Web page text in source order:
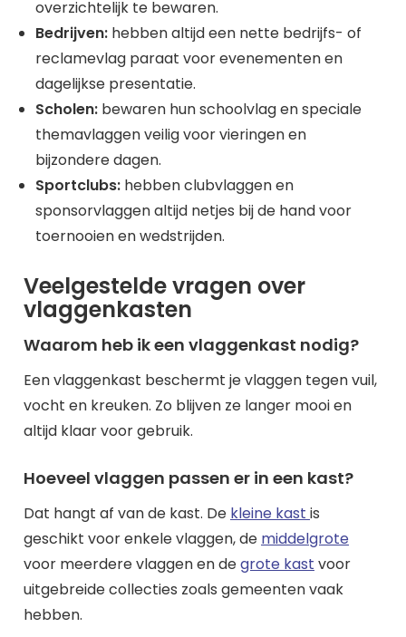
overzichtelijk te bewaren.
Bedrijven: hebben altijd een nette bedrijfs- of
reclamevlag paraat voor evenementen en
dagelijkse presentatie.
Scholen: bewaren hun schoolvlag en speciale
themavlaggen veilig voor vieringen en
bijzondere dagen.
Sportclubs: hebben clubvlaggen en
sponsorvlaggen altijd netjes bij de hand voor
toernooien en wedstrijden.
Veelgestelde vragen over
vlaggenkasten
Waarom heb ik een vlaggenkast nodig?
Een vlaggenkast beschermt je vlaggen tegen vuil,
vocht en kreuken. Zo blijven ze langer mooi en
altijd klaar voor gebruik.
Hoeveel vlaggen passen er in een kast?
Dat hangt af van de kast. De kleine kast is
geschikt voor enkele vlaggen, de middelgrote
voor meerdere vlaggen en degrote kast voor
uitgebreide collecties zoals gemeenten vaak
hebben.